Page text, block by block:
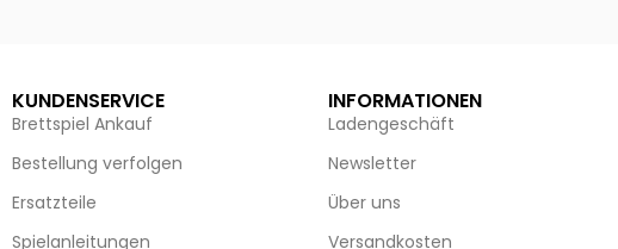
KUNDENSERVICE
Brettspiel Ankauf
Bestellung verfolgen
Ersatzteile
Spielanleitungen
INFORMATIONEN
Ladengeschäft
Newsletter
Über uns
Versandkosten